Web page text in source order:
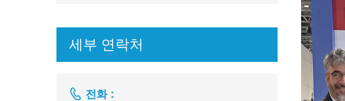
세부 연락처
 전화 :